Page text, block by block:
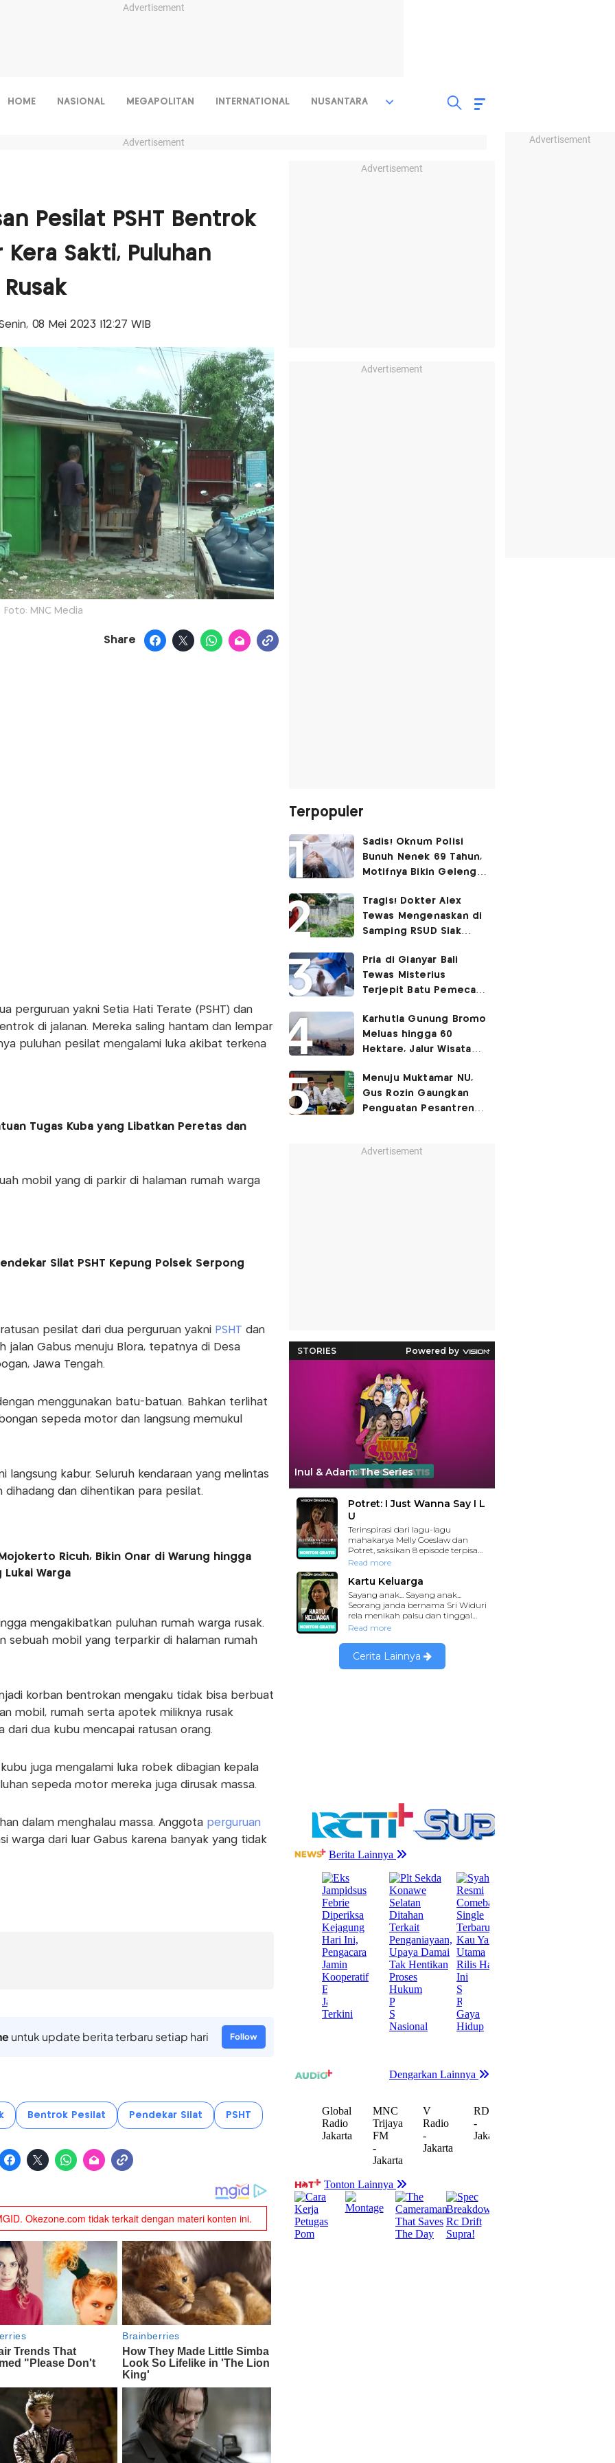
Advertisement
Advertisement
HOME NASIONAL MEGAPOLITAN INTERNATIONAL NUSANTARA
Advertisement
Pesilat PSHT Bentrok
Sakti, Puluhan
08 Mei 2023 |12:27 WIB
Foto: MNC Media
Share
perguruan yakni Setia Hati Terate (PSHT) dan
di jalanan. Mereka saling hantam dan lempar
puluhan pesilat mengalami luka akibat terkena
Tugas Kuba yang Libatkan Peretas dan
mobil yang di parkir di halaman rumah warga
Silat PSHT Kepung Polsek Serpong
pesilat dari dua perguruan yakniPSHT dan
jalan Gabus menuju Blora, tepatnya di Desa
Jawa Tengah.
menggunakan batu-batuan. Bahkan terlihat
sepeda motor dan langsung memukul
langsung kabur. Seluruh kendaraan yang melintas
dihadang dan dihentikan para pesilat.
Ricuh, Bikin Onar di Warung hingga
Lukai Warga
mengakibatkan puluhan rumah warga rusak.
sebuah mobil yang terparkir di halaman rumah
korban bentrokan mengaku tidak bisa berbuat
mobil, rumah serta apotek miliknya rusak
dari dua kubu mencapai ratusan orang.
juga mengalami luka robek dibagian kepala
sepeda motor mereka juga dirusak massa.
dalam menghalau massa. Anggota perguruan
warga dari luar Gabus karena banyak yang tidak
untuk update berita terbaru setiap hari Follow
Bentrok Pesilat Pendekar Silat PSHT
Advertisement
Advertisement
Terpopuler
Sadis! Oknum Polisi
Bunuh Nenek 69 Tahun,
Motifnya Bikin Geleng
Tragis! Dokter Alex
Tewas Mengenaskan di
Samping RSUD Siak
Rocuronium
Pria di Gianyar Bali
Tewas Misterius
Terjepit Batu Pemecah
Karhutla Gunung Bromo
Meluas hingga 60
Hektare, Jalur Wisata
Menuju Muktamar NU,
Gus Rozin Gaungkan
Penguatan Pesantren
Advertisement